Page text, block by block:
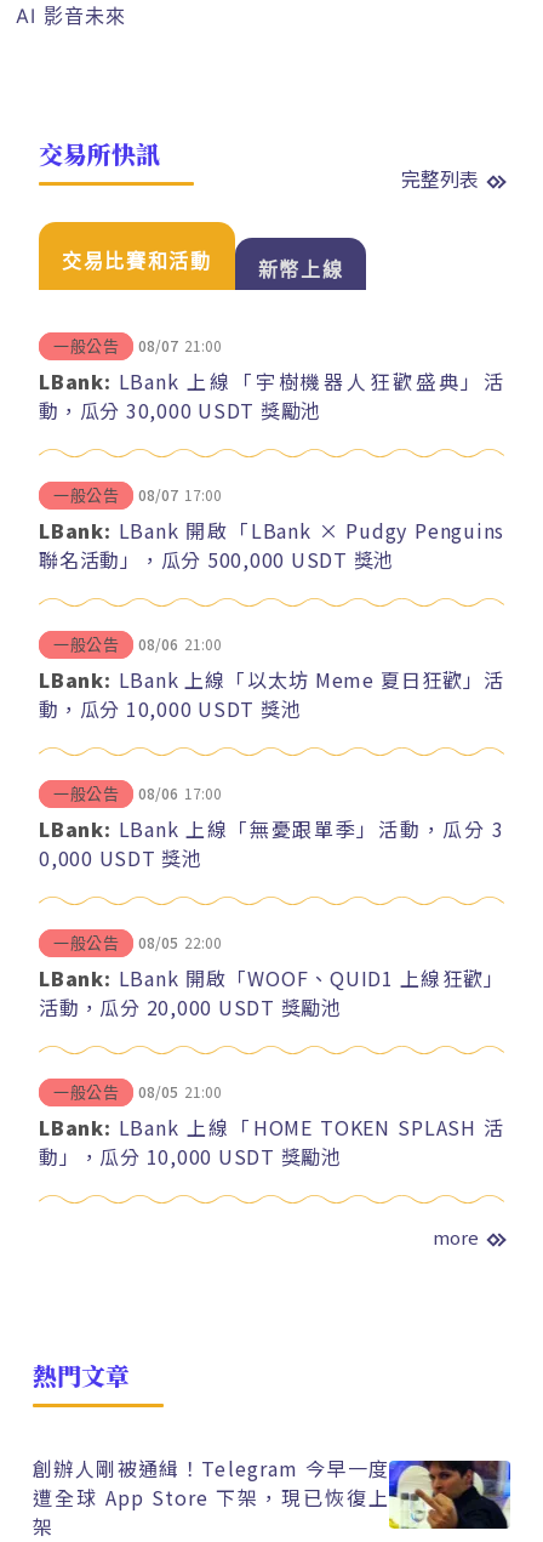
AI 影音未來
交易所快訊
完整列表
交易比賽和活動 新幣上線
一般公告 08/07 21:00
LBank: LBank 上線「宇樹機器人狂歡盛典」活
動，瓜分 30,000 USDT 獎勵池
一般公告 08/07 17:00
LBank: LBank 開啟「LBank × Pudgy Penguins
聯名活動」，瓜分 500,000 USDT 獎池
一般公告 08/06 21:00
LBank: LBank 上線「以太坊 Meme 夏日狂歡」活
動，瓜分 10,000 USDT 獎池
一般公告 08/06 17:00
LBank: LBank 上線「無憂跟單季」活動，瓜分 3
0,000 USDT 獎池
一般公告 08/05 22:00
LBank: LBank 開啟「WOOF、QUID1 上線狂歡」
活動，瓜分 20,000 USDT 獎勵池
一般公告 08/05 21:00
LBank: LBank 上線「HOME TOKEN SPLASH 活
動」，瓜分 10,000 USDT 獎勵池
more
熱門文章
創辦人剛被通緝！Telegram 今早一度
遭全球 App Store 下架，現已恢復上
架